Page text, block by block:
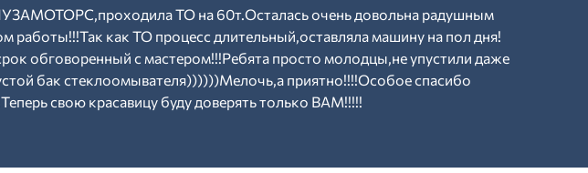
ТО на 60т.Осталась очень довольна радушным
работы!!!Так как ТО процесс длительный,оставляла машину на пол дня!
обговоренный с мастером!!!Ребята просто молодцы,не упустили даже
бак стеклоомывателя))))))Мелочь,а приятно!!!!Особое спасибо
свою красавицу буду доверять только ВАМ!!!!!